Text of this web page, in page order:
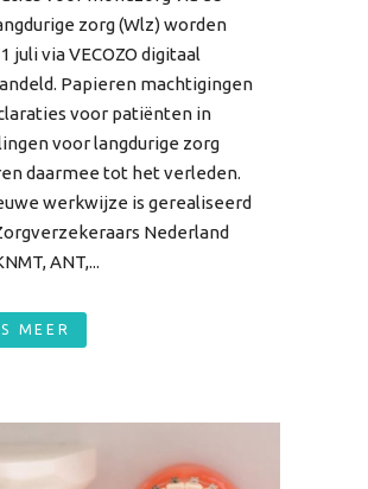
zorg (Wlz) worden
juli via VECOZO digitaal
Papieren machtigingen
voor patiënten in
voor langdurige zorg
daarmee tot het verleden.
werkwijze is gerealiseerd
Nederland
ANT,...
MEER